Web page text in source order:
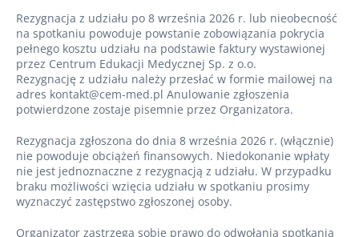
Rezygnacja z udziału po 8 września 2026 r. lub nieobecność
na spotkaniu powoduje powstanie zobowiązania pokrycia
pełnego kosztu udziału na podstawie faktury wystawionej
przez Centrum Edukacji Medycznej Sp. z o.o.
Rezygnację z udziału należy przesłać w formie mailowej na
adres kontakt@cem-med.pl Anulowanie zgłoszenia
potwierdzone zostaje pisemnie przez Organizatora.
Rezygnacja zgłoszona do dnia 8 września 2026 r. (włącznie)
nie powoduje obciążeń finansowych. Niedokonanie wpłaty
nie jest jednoznaczne z rezygnacją z udziału. W przypadku
braku możliwości wzięcia udziału w spotkaniu prosimy
wyznaczyć zastępstwo zgłoszonej osoby.
Organizator zastrzega sobie prawo do odwołania spotkania